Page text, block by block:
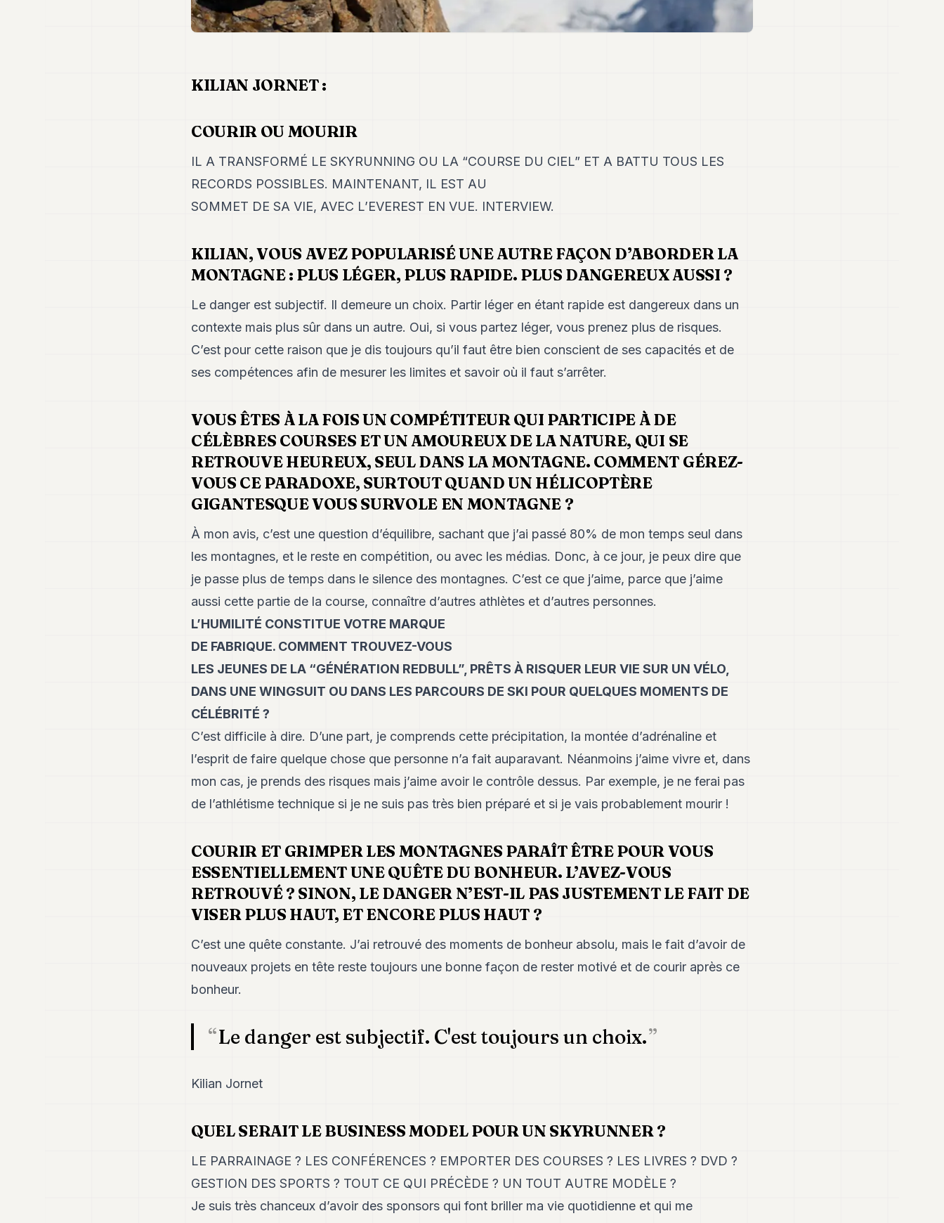
KILIAN JORNET :
COURIR OU MOURIR
IL A TRANSFORMÉ LE SKYRUNNING OU LA “COURSE DU CIEL” ET A BATTU TOUS LES
RECORDS POSSIBLES. MAINTENANT, IL EST AU
SOMMET DE SA VIE, AVEC L’EVEREST EN VUE. INTERVIEW.
KILIAN, VOUS AVEZ POPULARISÉ UNE AUTRE FAÇON D’ABORDER LA
MONTAGNE : PLUS LÉGER, PLUS RAPIDE. PLUS DANGEREUX AUSSI ?
Le danger est subjectif. Il demeure un choix. Partir léger en étant rapide est dangereux dans un
contexte mais plus sûr dans un autre. Oui, si vous partez léger, vous prenez plus de risques.
C’est pour cette raison que je dis toujours qu’il faut être bien conscient de ses capacités et de
ses compétences afin de mesurer les limites et savoir où il faut s’arrêter.
VOUS ÊTES À LA FOIS UN COMPÉTITEUR QUI PARTICIPE À DE
CÉLÈBRES COURSES ET UN AMOUREUX DE LA NATURE, QUI SE
RETROUVE HEUREUX, SEUL DANS LA MONTAGNE. COMMENT GÉREZ-
VOUS CE PARADOXE, SURTOUT QUAND UN HÉLICOPTÈRE
GIGANTESQUE VOUS SURVOLE EN MONTAGNE ?
À mon avis, c’est une question d’équilibre, sachant que j’ai passé 80% de mon temps seul dans
les montagnes, et le reste en compétition, ou avec les médias. Donc, à ce jour, je peux dire que
je passe plus de temps dans le silence des montagnes. C’est ce que j’aime, parce que j’aime
aussi cette partie de la course, connaître d’autres athlètes et d’autres personnes.
L’HUMILITÉ CONSTITUE VOTRE MARQUE
DE FABRIQUE. COMMENT TROUVEZ-VOUS
LES JEUNES DE LA “GÉNÉRATION REDBULL”, PRÊTS À RISQUER LEUR VIE SUR UN VÉLO,
DANS UNE WINGSUIT OU DANS LES PARCOURS DE SKI POUR QUELQUES MOMENTS DE
CÉLÉBRITÉ ?
C’est difficile à dire. D’une part, je comprends cette précipitation, la montée d’adrénaline et
l’esprit de faire quelque chose que personne n’a fait auparavant. Néanmoins j’aime vivre et, dans
mon cas, je prends des risques mais j’aime avoir le contrôle dessus. Par exemple, je ne ferai pas
de l’athlétisme technique si je ne suis pas très bien préparé et si je vais probablement mourir !
COURIR ET GRIMPER LES MONTAGNES PARAÎT ÊTRE POUR VOUS
ESSENTIELLEMENT UNE QUÊTE DU BONHEUR. L’AVEZ-VOUS
RETROUVÉ ? SINON, LE DANGER N’EST-IL PAS JUSTEMENT LE FAIT DE
VISER PLUS HAUT, ET ENCORE PLUS HAUT ?
C’est une quête constante. J’ai retrouvé des moments de bonheur absolu, mais le fait d’avoir de
nouveaux projets en tête reste toujours une bonne façon de rester motivé et de courir après ce
bonheur.
Le danger est subjectif. C'est toujours un choix.
Kilian Jornet
QUEL SERAIT LE BUSINESS MODEL POUR UN SKYRUNNER ?
LE PARRAINAGE ? LES CONFÉRENCES ? EMPORTER DES COURSES ? LES LIVRES ? DVD ?
GESTION DES SPORTS ? TOUT CE QUI PRÉCÈDE ? UN TOUT AUTRE MODÈLE ?
Je suis très chanceux d’avoir des sponsors qui font briller ma vie quotidienne et qui me